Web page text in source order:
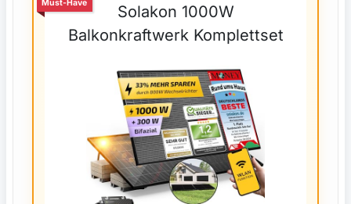
Solakon 1000W
Balkonkraftwerk Komplettset
Must-Have